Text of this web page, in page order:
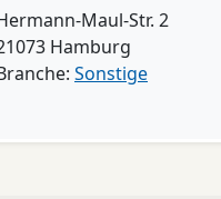
Maul-Str. 2
Hamburg
Sonstige